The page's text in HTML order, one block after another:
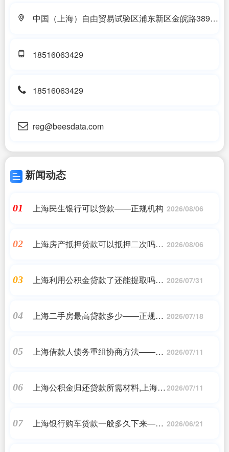
中国（上海）自由贸易试验区浦东新区金皖路389号
18516063429
18516063429
reg@beesdata.com
新闻动态
01 上海民生银行可以贷款——正规机构 2026/08/06
02
上海房产抵押贷款可以抵押二次吗
2026/08/06
03
上海利用公积金贷款了还能提取吗
2026/07/31
04
上海二手房最高贷款多少——正规机 2026/07/18
05
上海借款人债务重组协商方法——
2026/07/11
06
上海公积金归还贷款所需材料,上海公 2026/07/11
07
上海银行购车贷款一般多久下来—— 2026/06/21